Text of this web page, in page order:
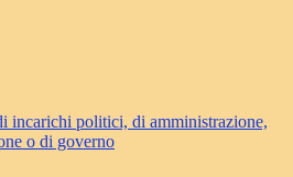
incarichi politici, di amministrazione,
o di governo